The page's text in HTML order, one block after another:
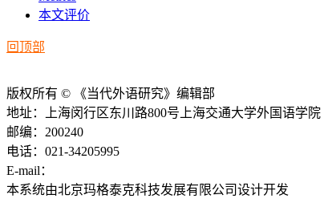
本文评价
回顶部
版权所有 © 《当代外语研究》编辑部
地址：上海闵行区东川路800号上海交通大学外国语学院
邮编：200240
电话：021-34205995
E-mail：
本系统由北京玛格泰克科技发展有限公司设计开发